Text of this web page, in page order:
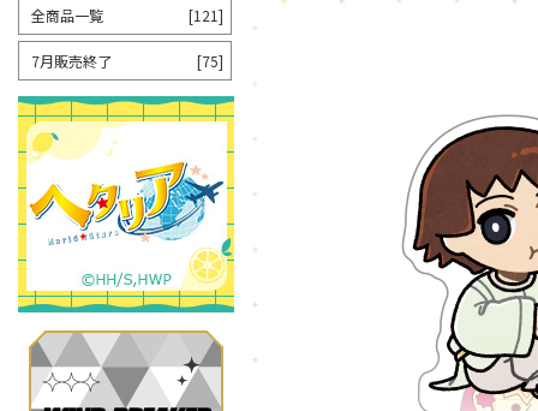
全商品一覧 [121]
7月販売終了 [75]